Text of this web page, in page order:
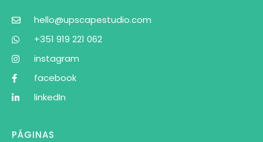
hello@upscapestudio.com
+351 919 221 062
instagram
facebook
linkedIn
PÁGINAS